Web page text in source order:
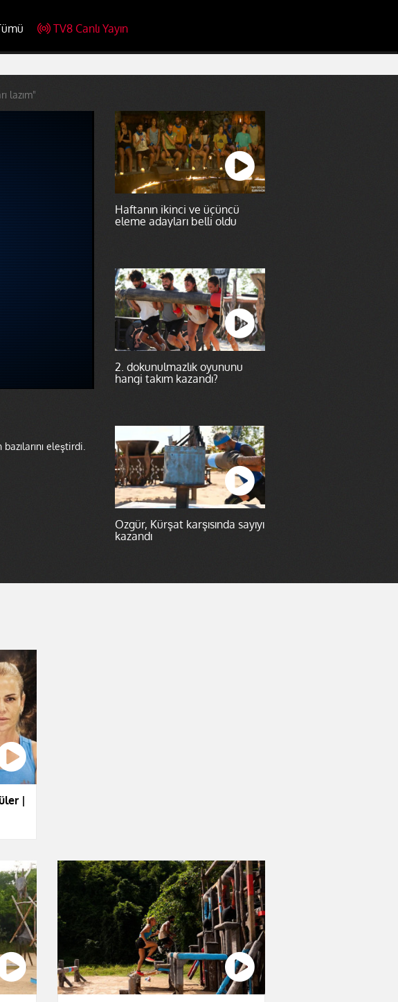
TV8 Canlı Yayın
lazım"
eleştirdi.
Haftanın ikinci ve üçüncü
eleme adayları belli oldu
2. dokunulmazlık oyununu
hangi takım kazandı?
Özgür, Kürşat karşısında sayıyı
kazandı
|